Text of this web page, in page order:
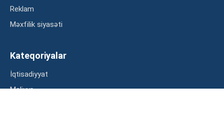
Reklam
Məxfilik siyasəti
Kateqoriyalar
İqtisadiyyat
Maliyyə